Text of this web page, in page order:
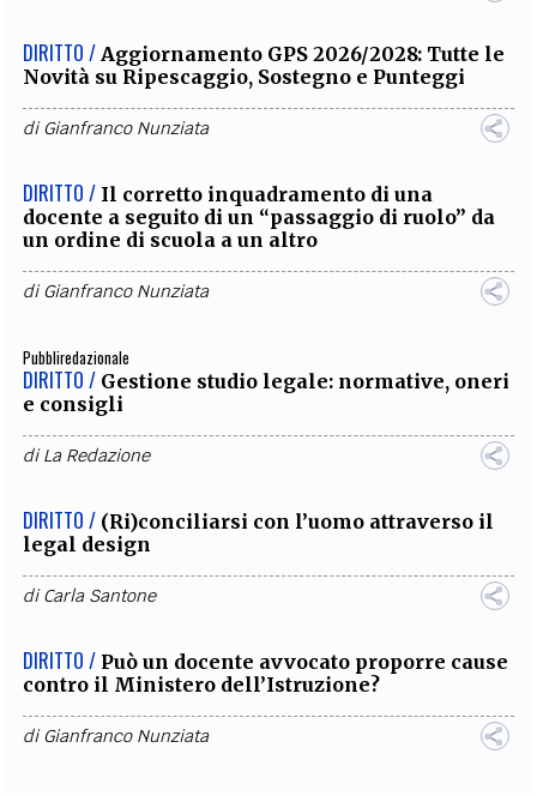
DIRITTO / Aggiornamento GPS 2026/2028: Tutte le
Novità su Ripescaggio, Sostegno e Punteggi
diGianfranco Nunziata
DIRITTO / Il corretto inquadramento di una
docente a seguito di un “passaggio di ruolo” da
un ordine di scuola a un altro
diGianfranco Nunziata
Pubbliredazionale
DIRITTO / Gestione studio legale: normative, oneri
e consigli
diLa Redazione
DIRITTO / (Ri)conciliarsi con l’uomo attraverso il
legal design
diCarla Santone
DIRITTO / Può un docente avvocato proporre cause
contro il Ministero dell’Istruzione?
diGianfranco Nunziata